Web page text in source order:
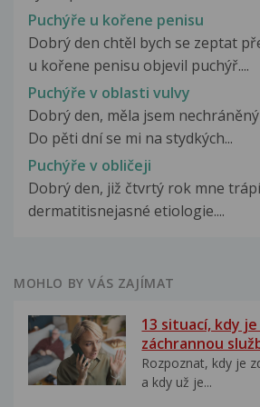
Puchýře u kořene penisu
Dobrý den chtěl bych se zeptat
u kořene penisu objevil puchýř....
Puchýře v oblasti vulvy
Dobrý den, měla jsem
Do pěti dní se mi na stydkých...
Puchýře v obličeji
Dobrý den, již čtvrtý rok mne
dermatitisnejasné etiologie....
MOHLO BY VÁS ZAJÍMAT
13 situací, kdy
záchrannou
Rozpoznat, kdy je
a kdy už je...